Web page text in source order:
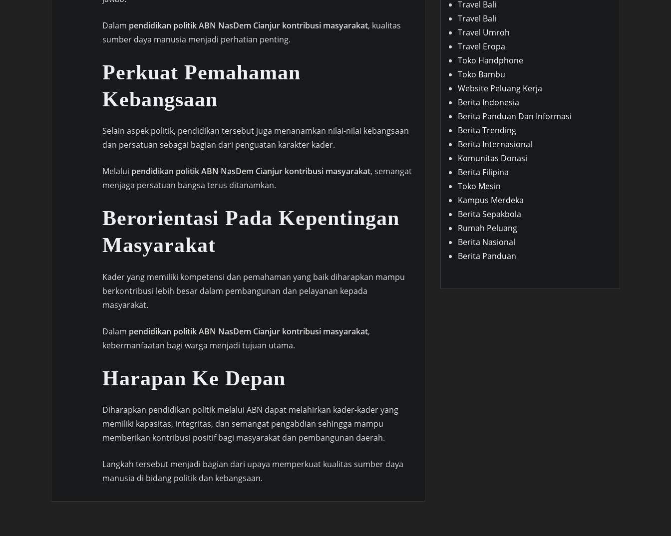
Dalam pendidikan politik ABN NasDem Cianjur kontribusi masyarakat, kualitas
sumber daya manusia menjadi perhatian penting.
Perkuat Pemahaman
Kebangsaan
Selain aspek politik, pendidikan tersebut juga menanamkan nilai-nilai kebangsaan
dan persatuan sebagai bagian dari penguatan karakter kader.
Melalui pendidikan politik ABN NasDem Cianjur kontribusi masyarakat, semangat
menjaga persatuan bangsa terus ditanamkan.
Berorientasi Pada Kepentingan
Masyarakat
Kader yang memiliki kompetensi dan pemahaman yang baik diharapkan mampu
berkontribusi lebih besar dalam pembangunan dan pelayanan kepada
masyarakat.
Dalam pendidikan politik ABN NasDem Cianjur kontribusi masyarakat,
kebermanfaatan bagi warga menjadi tujuan utama.
Harapan Ke Depan
Diharapkan pendidikan politik melalui ABN dapat melahirkan kader-kader yang
memiliki kapasitas, integritas, dan semangat pengabdian sehingga mampu
memberikan kontribusi positif bagi masyarakat dan pembangunan daerah.
Langkah tersebut menjadi bagian dari upaya memperkuat kualitas sumber daya
manusia di bidang politik dan kebangsaan.
Travel Bali
Travel Bali
Travel Umroh
Travel Eropa
Toko Handphone
Toko Bambu
Website Peluang Kerja
Berita Indonesia
Berita Panduan Dan Informasi
Berita Trending
Berita Internasional
Komunitas Donasi
Berita Filipina
Toko Mesin
Kampus Merdeka
Berita Sepakbola
Rumah Peluang
Berita Nasional
Berita Panduan